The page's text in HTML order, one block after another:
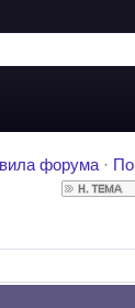
форума ·